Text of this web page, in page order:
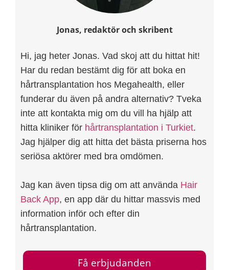
Jonas, redaktör och skribent
Hi, jag heter Jonas. Vad skoj att du hittat hit!
Har du redan bestämt dig för att boka en
hårtransplantation hos Megahealth, eller
funderar du även på andra alternativ? Tveka
inte att kontakta mig om du vill ha hjälp att
hitta kliniker för hårtransplantation i Turkiet.
Jag hjälper dig att hitta det bästa priserna hos
seriösa aktörer med bra omdömen.
Jag kan även tipsa dig om att använda Hair
Back App, en app där du hittar massvis med
information inför och efter din
hårtransplantation.
Få erbjudanden